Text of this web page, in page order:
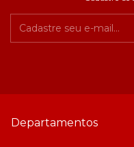
Departamentos